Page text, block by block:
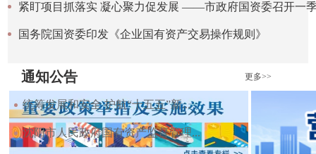
紧盯项目抓落实 凝心聚力促发展 ——市政府国资委召开一
国务院国资委印发《企业国有资产交易操作规则》
通知公告 更多>>
统筹发展和安全 护航“十五五”新...
沈阳市人民政府国有资产监督管理...